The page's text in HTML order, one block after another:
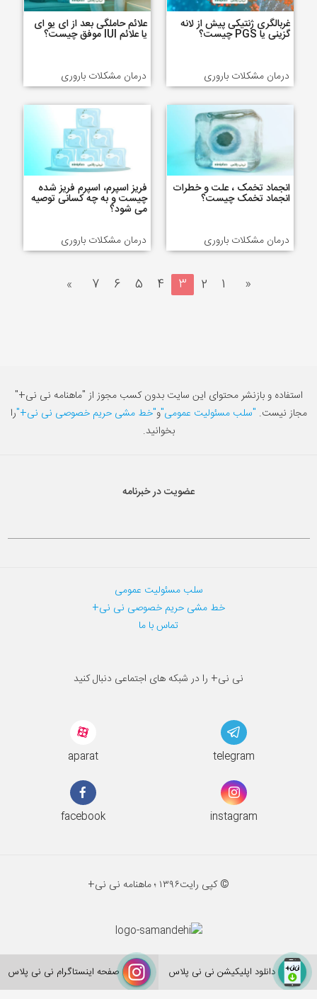
غربالگری ژنتیکی پیش از لانه
گزینی یا PGS چیست؟
درمان مشکلات باروری
علائم حاملگی بعد از ای یو ای
یا علائم IUI موفق چیست؟
درمان مشکلات باروری
انجماد تخمک ، علت و خطرات
انجماد تخمک چیست؟
درمان مشکلات باروری
فریز اسپرم، اسپرم فریز شده
چیست و به چه کسانی توصیه
می شود؟
درمان مشکلات باروری
«
1
2
3
4
5
6
7
»
استفاده و بازنشر محتوای این سایت بدون کسب مجوز از "ماهنامه نی نی+"
مجاز نیست. "سلب مسئولیت عمومی"و"خط مشی حریم خصوصی نی نی+"را
بخوانید.
عضویت در خبرنامه
سلب مسئولیت عمومی
خط مشی حریم خصوصی نی نی+
تماس با ما
نی نی+ را در شبکه های اجتماعی دنبال کنید
aparat telegram
facebook instagram
© کپی رایت۱۳۹۶ ؛ ماهنامه نی نی+
دانلود اپلیکیشن نی نی پلاس صفحه اینستاگرام نی نی پلاس